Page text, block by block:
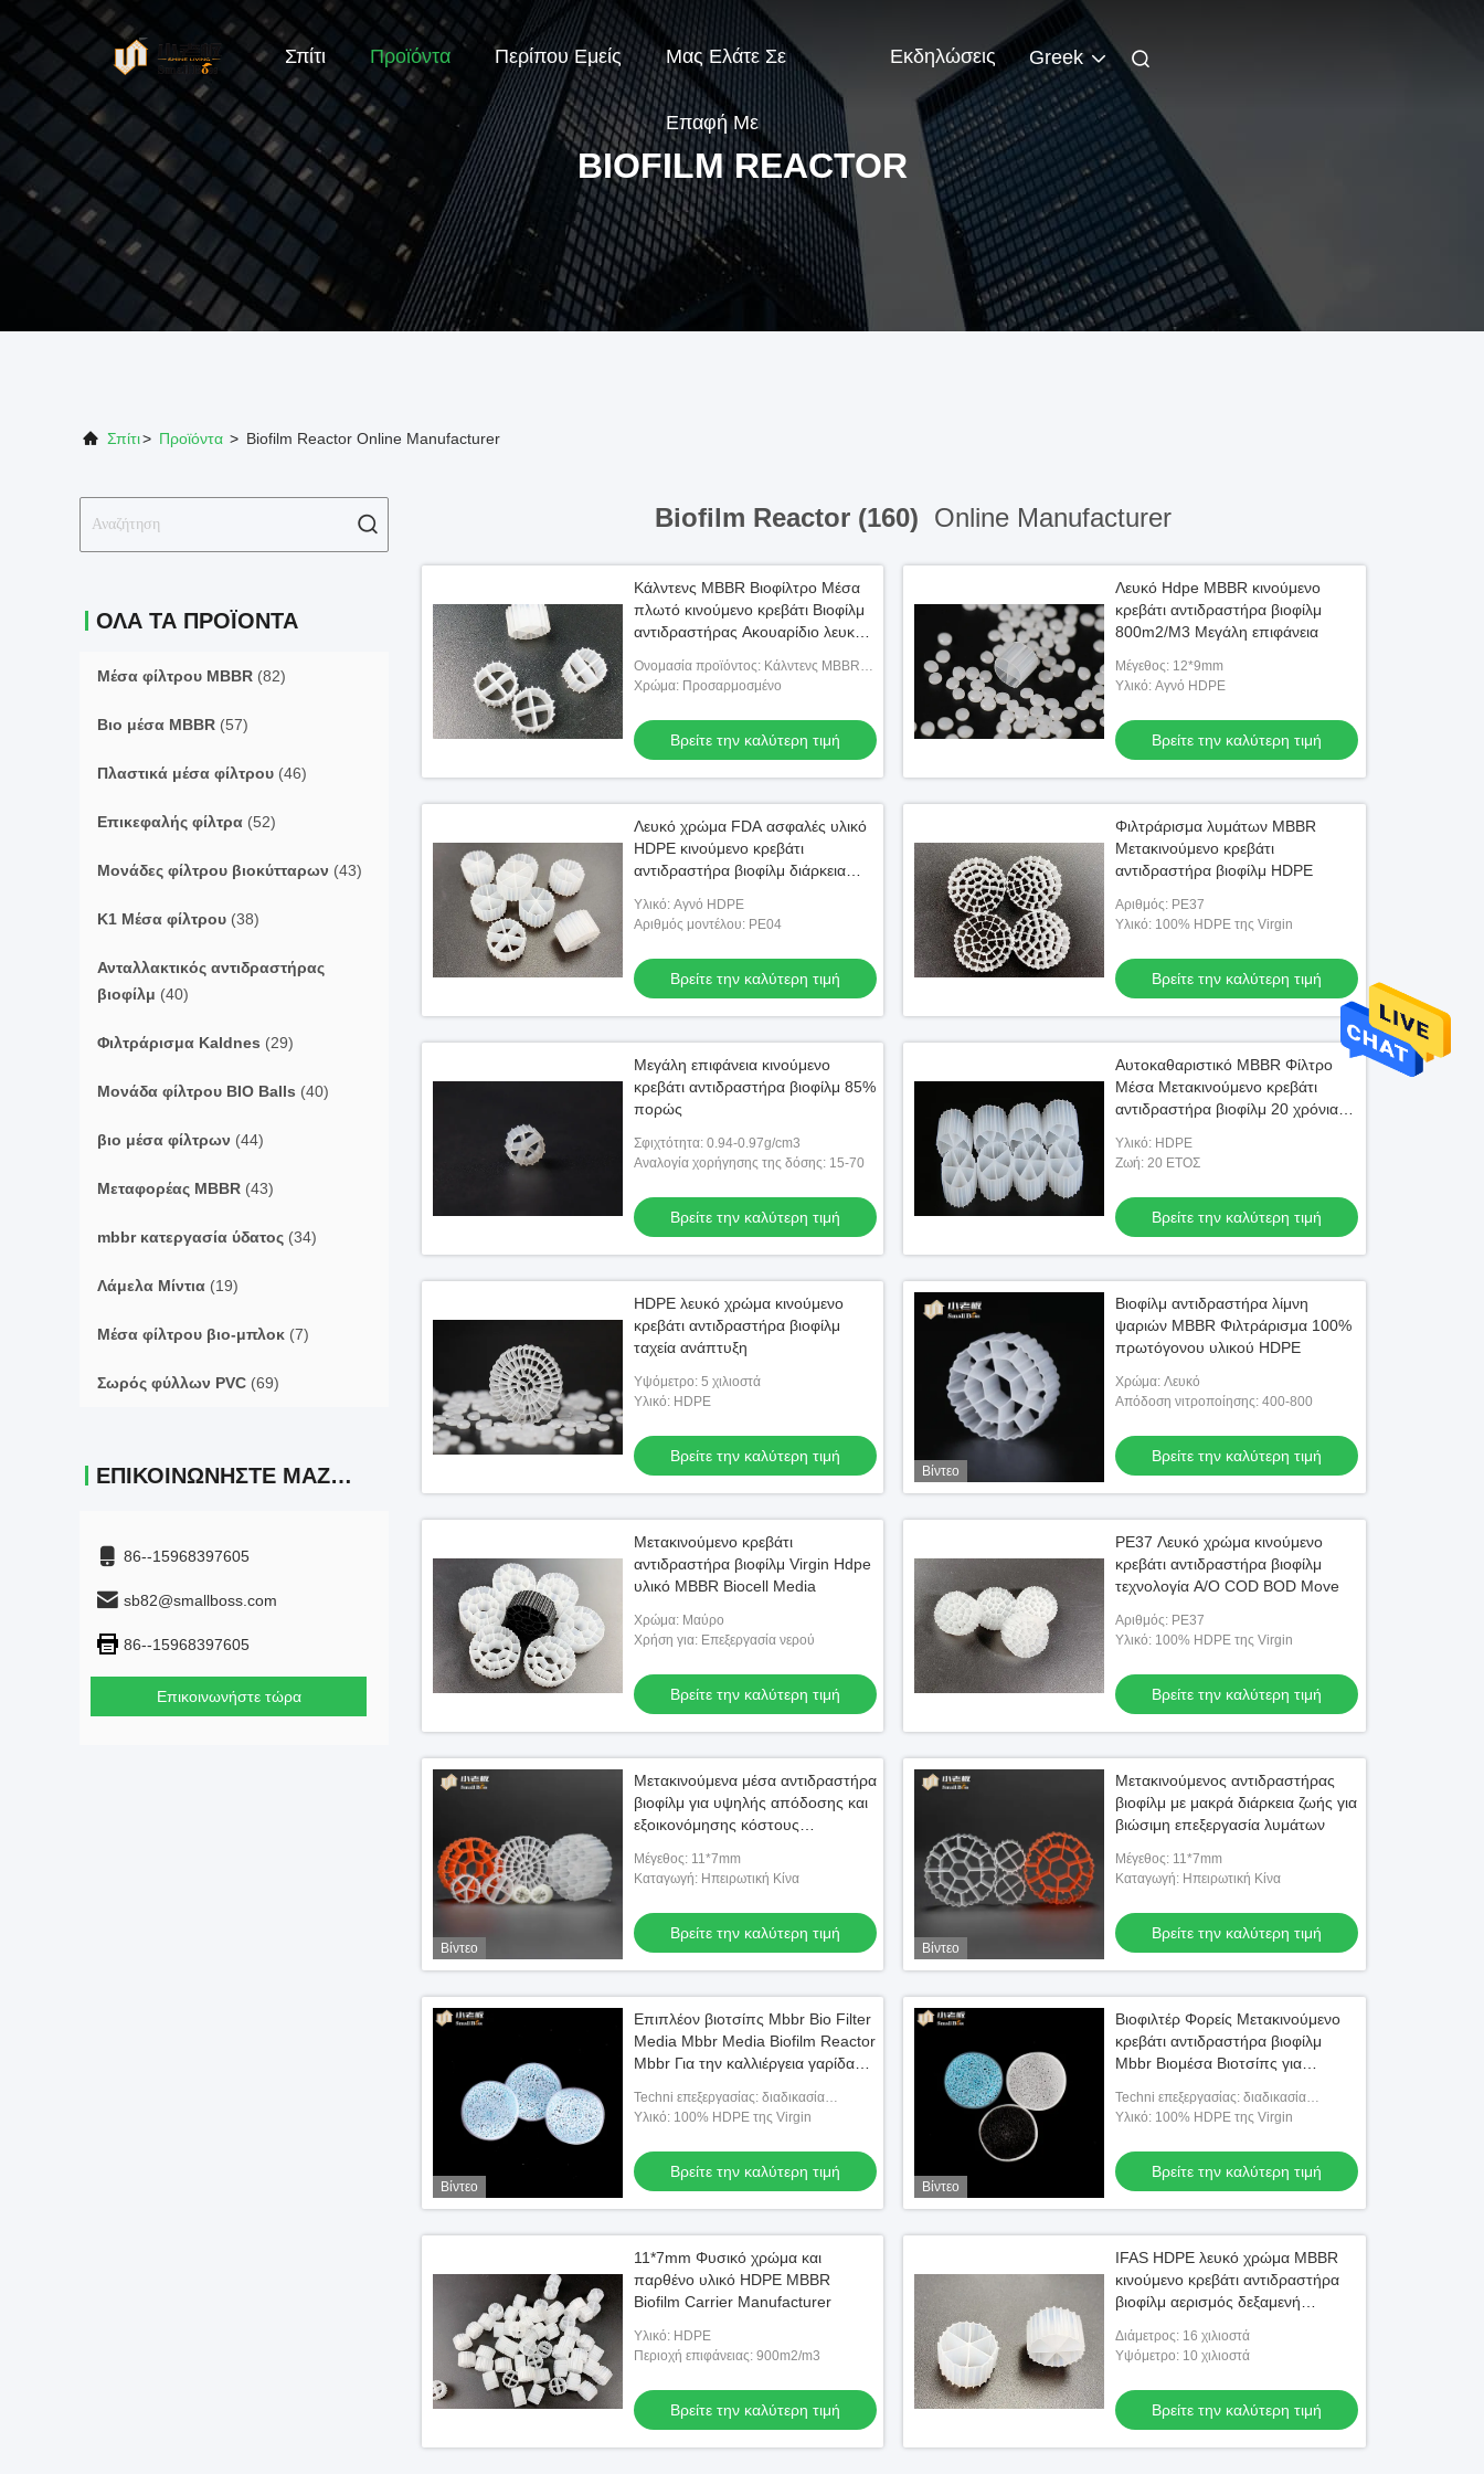
Σπίτι Προϊόντα Περίπου Εμείς Μας Ελάτε Σε
Επαφή Με
Εκδηλώσεις Greek
BIOFILM REACTOR
Σπίτι> Προϊόντα > Biofilm Reactor Online Manufacturer
ΟΛΑ ΤΑ ΠΡΟΪΌΝΤΑ
Μέσα φίλτρου MBBR (82)
Βιο μέσα MBBR (57)
Πλαστικά μέσα φίλτρου (46)
Επικεφαλής φίλτρα (52)
Μονάδες φίλτρου βιοκύτταρων (43)
Κ1 Μέσα φίλτρου (38)
Ανταλλακτικός αντιδραστήρας
βιοφίλμ (40)
Φιλτράρισμα Kaldnes (29)
Μονάδα φίλτρου BIO Balls (40)
βιο μέσα φίλτρων (44)
Μεταφορέας MBBR (43)
mbbr κατεργασία ύδατος (34)
Λάμελα Μίντια (19)
Μέσα φίλτρου βιο-μπλοκ (7)
Σωρός φύλλων PVC (69)
ΕΠΙΚΟΙΝΩΝΉΣΤΕ ΜΑΖΊ ΜΑΣ.
86--15968397605
sb82@smallboss.com
86--15968397605
Επικοινωνήστε τώρα
Biofilm Reactor (160) Online Manufacturer
Κάλντενς MBBR Βιοφίλτρο Μέσα
πλωτό κινούμενο κρεβάτι Βιοφίλμ
αντιδραστήρας Ακουαρίδιο λευκό
Ονομασία προϊόντος: Κάλντενς MBBR
Βιοφίλτρο Μέσα πλωτό κινούμενο
Χρώμα: Προσαρμοσμένο
Βρείτε την καλύτερη τιμή
Λευκό Hdpe MBBR κινούμενο
κρεβάτι αντιδραστήρα βιοφίλμ
800m2/M3 Μεγάλη επιφάνεια
Μέγεθος: 12*9mm
Υλικό: Αγνό HDPE
Βρείτε την καλύτερη τιμή
Λευκό χρώμα FDA ασφαλές υλικό
HDPE κινούμενο κρεβάτι
αντιδραστήρα βιοφίλμ διάρκεια
Υλικό: Αγνό HDPE
Αριθμός μοντέλου: PE04
Βρείτε την καλύτερη τιμή
Φιλτράρισμα λυμάτων MBBR
Μετακινούμενο κρεβάτι
αντιδραστήρα βιοφίλμ HDPE
Αριθμός: PE37
Υλικό: 100% HDPE της Virgin
Βρείτε την καλύτερη τιμή
Μεγάλη επιφάνεια κινούμενο
κρεβάτι αντιδραστήρα βιοφίλμ 85%
πορώς
Σφιχτότητα: 0.94-0.97g/cm3
Αναλογία χορήγησης της δόσης: 15-70
Βρείτε την καλύτερη τιμή
Αυτοκαθαριστικό MBBR Φίλτρο
Μέσα Μετακινούμενο κρεβάτι
αντιδραστήρα βιοφίλμ 20 χρόνια
Υλικό: HDPE
Ζωή: 20 ΕΤΟΣ
Βρείτε την καλύτερη τιμή
HDPE λευκό χρώμα κινούμενο
κρεβάτι αντιδραστήρα βιοφίλμ
ταχεία ανάπτυξη
Υψόμετρο: 5 χιλιοστά
Υλικό: HDPE
Βρείτε την καλύτερη τιμή
Βίντεο
Βιοφίλμ αντιδραστήρα λίμνη
ψαριών MBBR Φιλτράρισμα 100%
πρωτόγονου υλικού HDPE
Χρώμα: Λευκό
Απόδοση νιτροποίησης: 400-800
Βρείτε την καλύτερη τιμή
Μετακινούμενο κρεβάτι
αντιδραστήρα βιοφίλμ Virgin Hdpe
υλικό MBBR Biocell Media
Χρώμα: Μαύρο
Χρήση για: Επεξεργασία νερού
Βρείτε την καλύτερη τιμή
PE37 Λευκό χρώμα κινούμενο
κρεβάτι αντιδραστήρα βιοφίλμ
τεχνολογία A/O COD BOD Move
Αριθμός: PE37
Υλικό: 100% HDPE της Virgin
Βρείτε την καλύτερη τιμή
Βίντεο
Μετακινούμενα μέσα αντιδραστήρα
βιοφίλμ για υψηλής απόδοσης και
εξοικονόμησης κόστους
Μέγεθος: 11*7mm
Καταγωγή: Ηπειρωτική Κίνα
Βρείτε την καλύτερη τιμή
Βίντεο
Μετακινούμενος αντιδραστήρας
βιοφίλμ με μακρά διάρκεια ζωής για
βιώσιμη επεξεργασία λυμάτων
Μέγεθος: 11*7mm
Καταγωγή: Ηπειρωτική Κίνα
Βρείτε την καλύτερη τιμή
Βίντεο
Επιπλέον βιοτσίπς Mbbr Bio Filter
Media Mbbr Media Biofilm Reactor
Mbbr Για την καλλιέργεια γαρίδας
Techni επεξεργασίας: διαδικασία
εξώθησηςΥλικό: 100% HDPE της Virgin
Βρείτε την καλύτερη τιμή
Βίντεο
Βιοφιλτέρ Φορείς Μετακινούμενο
κρεβάτι αντιδραστήρα βιοφίλμ
Mbbr Βιομέσα Βιοτσίπς για
Techni επεξεργασίας: διαδικασία
εξώθησηςΥλικό: 100% HDPE της Virgin
Βρείτε την καλύτερη τιμή
11*7mm Φυσικό χρώμα και
παρθένο υλικό HDPE MBBR
Biofilm Carrier Manufacturer
Υλικό: HDPE
Περιοχή επιφάνειας: 900m2/m3
Βρείτε την καλύτερη τιμή
IFAS HDPE λευκό χρώμα MBBR
κινούμενο κρεβάτι αντιδραστήρα
βιοφίλμ αερισμός δεξαμενή
Διάμετρος: 16 χιλιοστά
Υψόμετρο: 10 χιλιοστά
Βρείτε την καλύτερη τιμή